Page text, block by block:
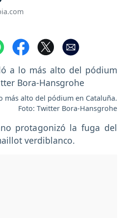
más alto del pódium en Cataluña.
Foto: Twitter Bora-Hansgrohe
protagonizó la fuga del
verdiblanco.